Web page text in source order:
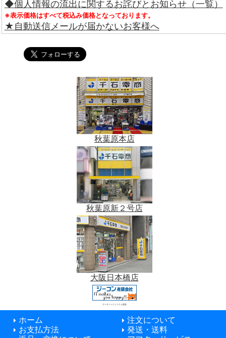
◆個人情報の流出に関するお詫びとお知らせ（一覧）
※表示価格はすべて税込み価格となっております。
★自動送信メールが届かないお客様へ
秋葉原本店
秋葉原新２号店
大阪日本橋店
データベースシステム開発
ホーム
注文について
お支払方法
発送・送料